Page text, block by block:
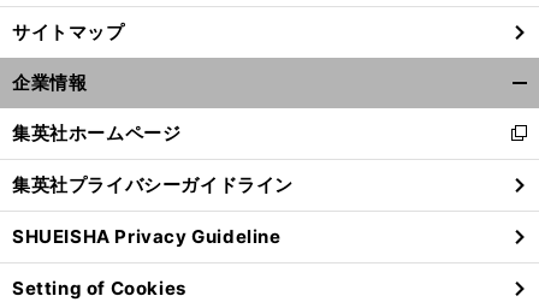
サイトマップ
企業情報
閉
る
集英社ホームページ
新
し
い
ウ
ィ
ン
ド
集英社プライバシーガイドライン
SHUEISHA Privacy Guideline
Setting of Cookies